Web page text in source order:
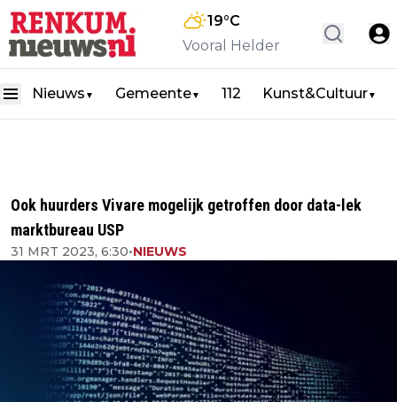
19°C
Vooral Helder
Nieuws ▼ Gemeente▼ 112 Kunst&Cultuur▼
Ook huurders Vivare mogelijk getroffen door data-lek
marktbureau USP
31 MRT 2023, 6:30•NIEUWS